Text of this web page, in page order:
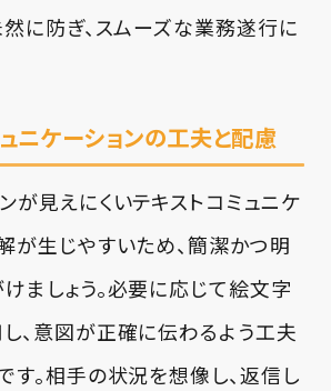
然に防ぎ、スムーズな業務遂行に
ニケーションの工夫と配慮
が見えにくいテキストコミュニケ
が生じやすいため、簡潔かつ明
ましょう。必要に応じて絵文字
、意図が正確に伝わるよう工夫
す。相手の状況を想像し、返信し